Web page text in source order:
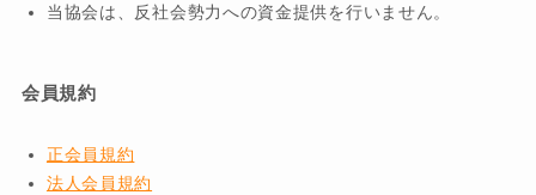
当協会は、反社会勢力への資金提供を行いません。
会員規約
正会員規約
法人会員規約